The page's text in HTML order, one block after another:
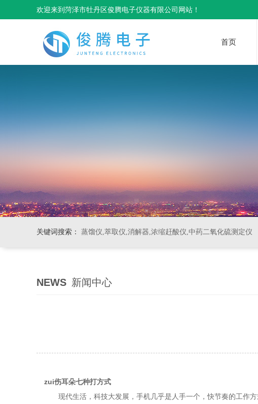
欢迎来到菏泽市牡丹区俊腾电子仪器有限公司网站！
首页
关键词搜索： 蒸馏仪,萃取仪,消解器,浓缩赶酸仪,中药二氧化硫测定仪
NEWS 新闻中心
zui伤耳朵七种打方式
现代生活，科技大发展，手机几乎是人手一个，快节奏的工作方